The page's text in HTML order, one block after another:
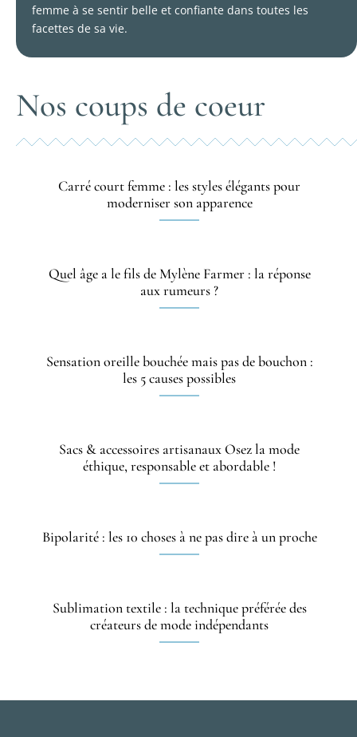
femme à se sentir belle et confiante dans toutes les
facettes de sa vie.
Nos coups de coeur
Carré court femme : les styles élégants pour
moderniser son apparence
Quel âge a le fils de Mylène Farmer : la réponse
aux rumeurs ?
Sensation oreille bouchée mais pas de bouchon :
les 5 causes possibles
Sacs & accessoires artisanaux Osez la mode
éthique, responsable et abordable !
Bipolarité : les 10 choses à ne pas dire à un proche
Sublimation textile : la technique préférée des
créateurs de mode indépendants